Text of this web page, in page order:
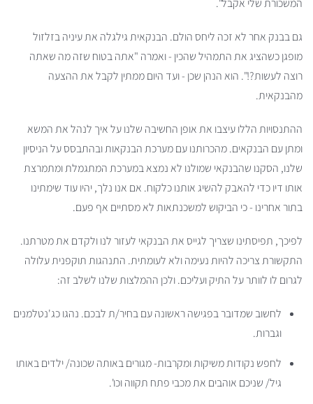
גם בבנק אחר לא זכה ליחס הולם. הבנקאית גילגלה את עיניה בזלזול
מופגן כשהציג את התמהיל שהכין - ואמרה "אתה בטוח שזה מה שאתה
רוצה לעשות?!". הוא הנהן שכן - ועד היום ממתין לקבל את ההצעה
מהבנקאית.
ההתנסויות הללו עיצבו את אופן החשיבה שלנו על איך לנהל את המשא
ומתן עם הבנקאים. מהכרותנו עם מערכת הבנקאות ובהתבסס על הניסיון
שלנו, הסקנו שהבנקאי שמולנו לא נמצא במערכת המתגמלת ומתמרצת
אותו דיו כדי להאבק להשיג אותנו כלקוח. אם אנו נלך, יהיו עוד שימתינו
בתור אחרינו - כי הביקוש למשכנתאות לא מסתיים אף פעם.
לפיכך, תפיסתינו שצריך לגייס את הבנקאי לעזור לנו ולקדם את מטרתנו.
התקשורת צריכה להיות נעימה ולא לעומתית. התנהגות תוקפנית עלולה
לגרום לו לוותר על התיק ועליכם. ולכן ההמלצות שלנו לשלב זה:
לחשוב שמדובר בפגישה ראשונה עם בחיר/ת לבכם. נהגו כג'נטלמנים
וגברות.
לחפש נקודות משיקות ומקרבות- מגורים באותה שכונה/ ילדים באותו
גיל/ שניכם אוהבים את מכבי פתח תקווה וכו'.